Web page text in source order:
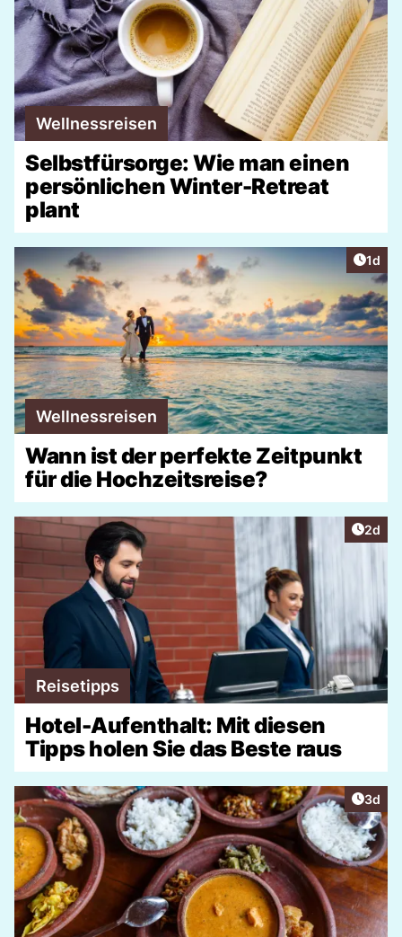
Wellnessreisen
Selbstfürsorge: Wie man einen
persönlichen Winter-Retreat
plant
1d
Wellnessreisen
Wann ist der perfekte Zeitpunkt
für die Hochzeitsreise?
2d
Reisetipps
Hotel-Aufenthalt: Mit diesen
Tipps holen Sie das Beste raus
3d